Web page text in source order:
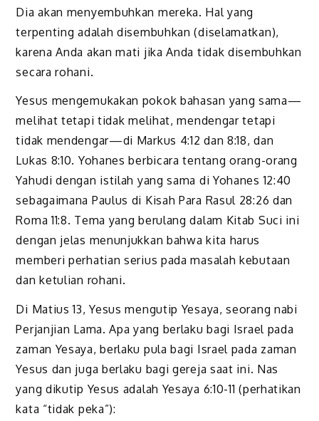
Dia akan menyembuhkan mereka. Hal yang
terpenting adalah disembuhkan (diselamatkan),
karena Anda akan mati jika Anda tidak disembuhkan
secara rohani.
Yesus mengemukakan pokok bahasan yang sama—
melihat tetapi tidak melihat, mendengar tetapi
tidak mendengar—di Markus 4:12 dan 8:18, dan
Lukas 8:10. Yohanes berbicara tentang orang-orang
Yahudi dengan istilah yang sama di Yohanes 12:40
sebagaimana Paulus di Kisah Para Rasul 28:26 dan
Roma 11:8. Tema yang berulang dalam Kitab Suci ini
dengan jelas menunjukkan bahwa kita harus
memberi perhatian serius pada masalah kebutaan
dan ketulian rohani.
Di Matius 13, Yesus mengutip Yesaya, seorang nabi
Perjanjian Lama. Apa yang berlaku bagi Israel pada
zaman Yesaya, berlaku pula bagi Israel pada zaman
Yesus dan juga berlaku bagi gereja saat ini. Nas
yang dikutip Yesus adalah Yesaya 6:10-11 (perhatikan
kata “tidak peka”):